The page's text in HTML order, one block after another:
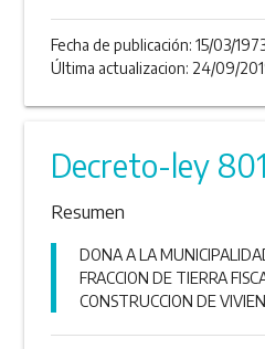
Fecha de publicación:15/03/
Última actualizacion: 24/09/
Decreto-ley
Resumen
DONA A LA
FRACCION DE TIERRA
CONSTRUCCION DE